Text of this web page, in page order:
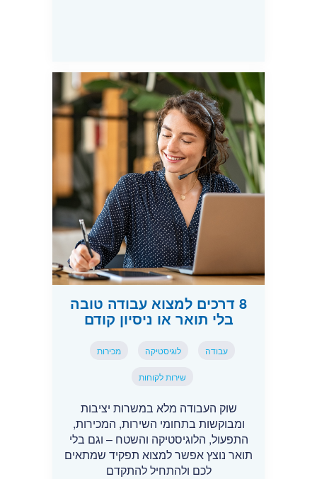
8 דרכים למצוא עבודה טובה
בלי תואר או ניסיון קודם
עבודה לוגיסטיקה מכירות
שירות לקוחות
שוק העבודה מלא במשרות יציבות
ומבוקשות בתחומי השירות, המכירות,
התפעול, הלוגיסטיקה והשטח – וגם בלי
תואר נוצץ אפשר למצוא תפקיד שמתאים
לכם ולהתחיל להתקדם